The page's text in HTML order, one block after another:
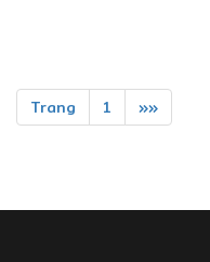
Trang 1 »»